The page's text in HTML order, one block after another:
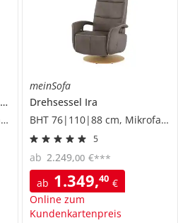
Sabine
BHT 76|110|83 cm, Mikrofaser
meinSofa
Drehsessel Ira
BHT 76|110|88 cm, Mikrofaser
5
ab 1.349,40 €
Online zum
Kundenkartenpreis
ab 2.249,00 €***